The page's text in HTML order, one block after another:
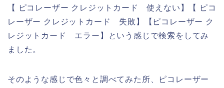
【 ピコレーザー クレジットカード 使えない】【 ピコ
レーザー クレジットカード 失敗】【ピコレーザー ク
レジットカード エラー】という感じで検索をしてみ
ました。
そのような感じで色々と調べてみた所、ピコレーザー